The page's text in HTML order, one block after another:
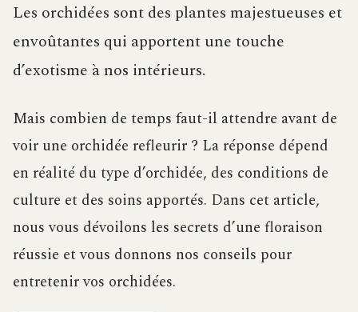
Les orchidées sont des plantes majestueuses et
envoûtantes qui apportent une touche
d’exotisme à nos intérieurs.
Mais combien de temps faut-il attendre avant de
voir une orchidée refleurir ? La réponse dépend
en réalité du type d’orchidée, des conditions de
culture et des soins apportés. Dans cet article,
nous vous dévoilons les secrets d’une floraison
réussie et vous donnons nos conseils pour
entretenir vos orchidées.